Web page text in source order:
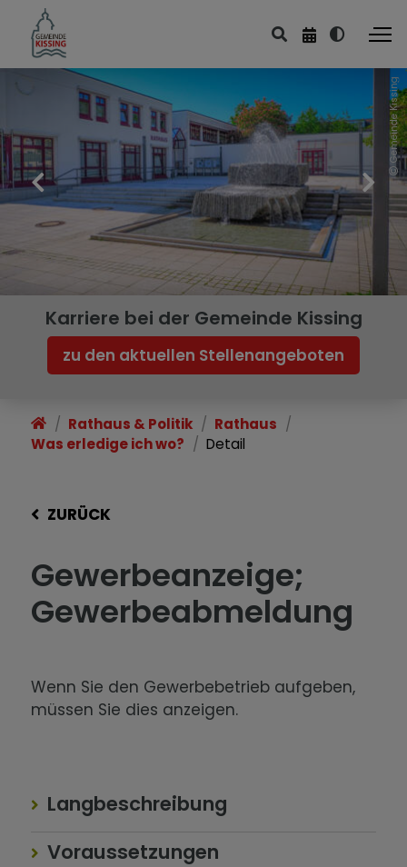
Gemeinde Kissing
Karriere bei der Gemeinde Kissing
zu den aktuellen Stellenangeboten
Rathaus & Politik
Rathaus
Was erledige ich wo?
Detail
ZURÜCK
Gewerbeanzeige;
Gewerbeabmeldung
Wenn Sie den Gewerbebetrieb aufgeben,
müssen Sie dies anzeigen.
Langbeschreibung
Voraussetzungen